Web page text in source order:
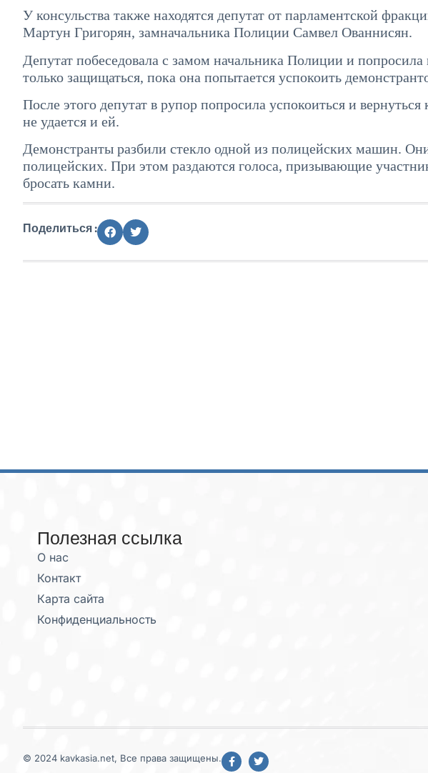
У консульства также находятся депутат от парламентской
Мартун Григорян, замначальника Полиции Самвел Ованнисян.
Депутат побеседовала с замом начальника Полиции и попросила
только защищаться, пока она попытается успокоить
После этого депутат в рупор попросила успокоиться и
не удается и ей.
Демонстранты разбили стекло одной из полицейских машин.
полицейских. При этом раздаются голоса, призывающие
бросать камни.
Поделиться :
Полезная ссылка
О нас
Контакт
Карта сайта
Конфиденциальность
© 2024 kavkasia.net, Все права защищены.